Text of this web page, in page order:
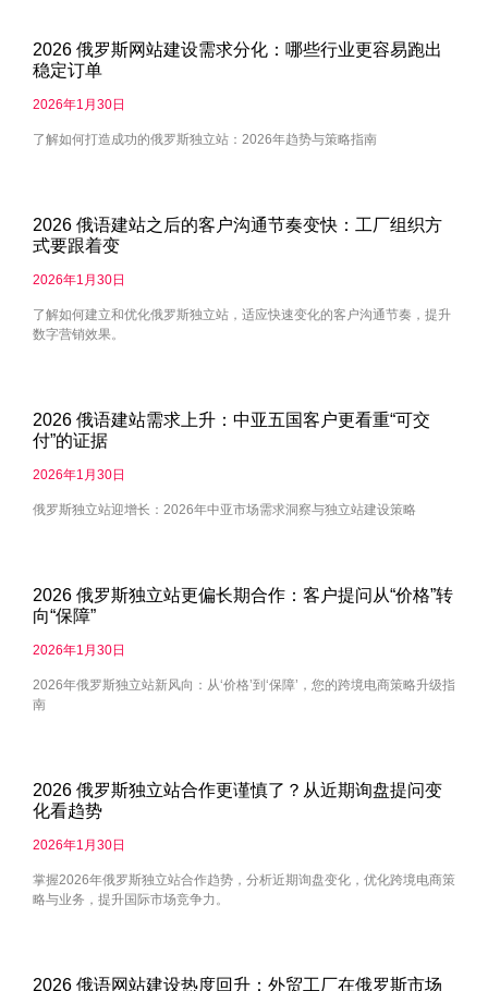
2026 俄罗斯网站建设需求分化：哪些行业更容易跑出
稳定订单
2026年1月30日
了解如何打造成功的俄罗斯独立站：2026年趋势与策略指南
2026 俄语建站之后的客户沟通节奏变快：工厂组织方
式要跟着变
2026年1月30日
了解如何建立和优化俄罗斯独立站，适应快速变化的客户沟通节奏，提升
数字营销效果。
2026 俄语建站需求上升：中亚五国客户更看重“可交
付”的证据
2026年1月30日
俄罗斯独立站迎增长：2026年中亚市场需求洞察与独立站建设策略
2026 俄罗斯独立站更偏长期合作：客户提问从“价格”转
向“保障”
2026年1月30日
2026年俄罗斯独立站新风向：从‘价格’到‘保障’，您的跨境电商策略升级指
南
2026 俄罗斯独立站合作更谨慎了？从近期询盘提问变
化看趋势
2026年1月30日
掌握2026年俄罗斯独立站合作趋势，分析近期询盘变化，优化跨境电商策
略与业务，提升国际市场竞争力。
2026 俄语网站建设热度回升：外贸工厂在俄罗斯市场